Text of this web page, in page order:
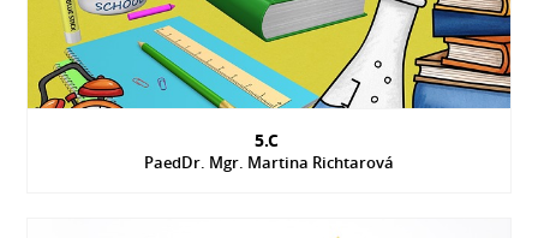
5.C
PaedDr. Mgr. Martina Richtarová